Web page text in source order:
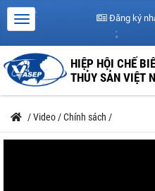
Đăng ký
HIỆP HỘI CHẾ
THỦY SẢN VIỆT
/Video /Chính sách /